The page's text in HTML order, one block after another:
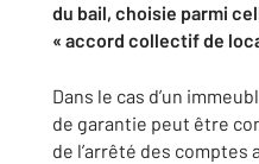
du bail, choisie parmi
« accord collectif de
Dans le cas d’un
de garantie peut être
de l’arrêté des comptes